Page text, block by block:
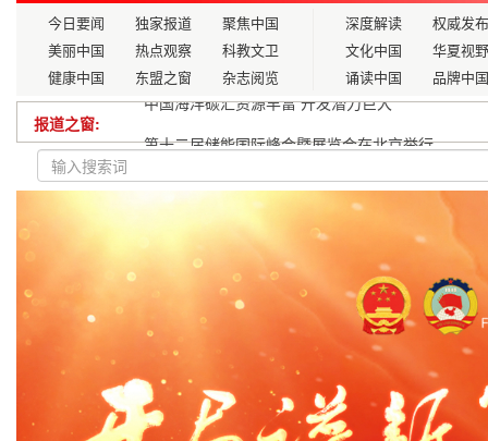
今日要闻 独家报道
聚焦中国
美丽中国
热点观察
科教文卫
健康中国
东盟之窗 杂志阅览
深度解读
权威发布
文化中国
华夏视野
诵读中国
品牌中国
报道之窗:
涞源县农业农村局举行《农药兽药包装废弃物回收
全面推进乡村振兴 为实现农业农村现代化而不懈奋
固本培元传岐黄，扎根边陲济苍生——记国医名师
事关“养老钱”！金融监管总局发声
第七届中德环境论坛在苏州举行
四川代表团代表已提交10件议案、503件建议